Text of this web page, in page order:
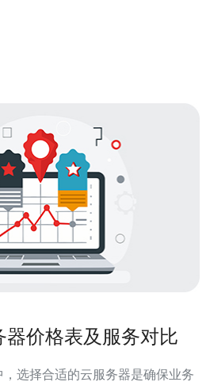
投资在这里购买云服务器。 云
器价格表及服务对比
选择合适的云服务器是确保业务